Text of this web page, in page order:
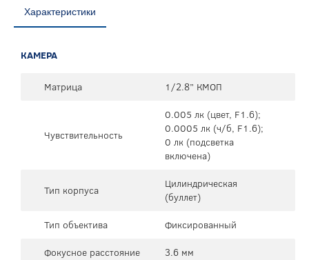
Характеристики
КАМЕРА
Матрица 1/2.8” КМОП
Чувствительность
0.005 лк (цвет, F1.6);
0.0005 лк (ч/б, F1.6);
0 лк (подсветка
включена)
Тип корпуса
Цилиндрическая
(буллет)
Тип объектива
Фиксированный
Фокусное расстояние
3.6 мм